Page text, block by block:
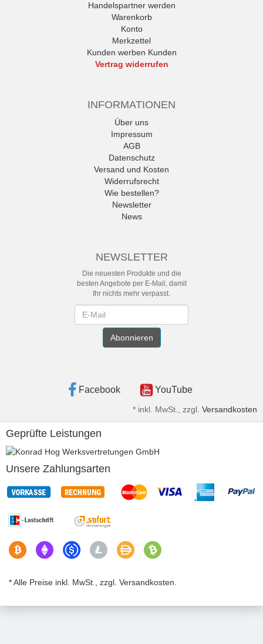
Handelspartner werden
Warenkorb
Konto
Merkzettel
Kunden werben Kunden
Vertrag widerrufen
INFORMATIONEN
Über uns
Impressum
AGB
Datenschutz
Versand und Kosten
Widerrufsrecht
Wie bestellen?
Newsletter
News
NEWSLETTER
Die neuesten Produkte und die
besten Angebote per E-Mail, damit
Ihr nichts mehr verpasst.
Abonnieren
Facebook YouTube
* inkl. MwSt., zzgl. Versandkosten
Geprüfte Leistungen
Unsere Zahlungsarten
* Alle Preise inkl. MwSt., zzgl. Versandkosten.